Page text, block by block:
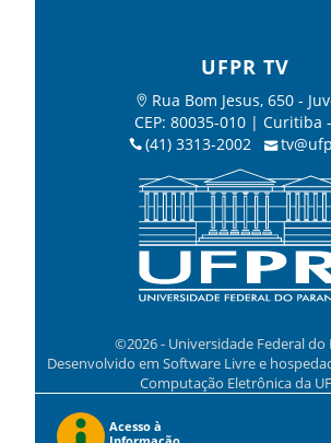
UFPR TV
Rua Bom Jesus, 650 -
CEP: 80035-010 | Curitiba
(41) 3313-2002
©2026 - Universidade Federal do
Desenvolvido em Software Livre e
Computação Eletrônica da